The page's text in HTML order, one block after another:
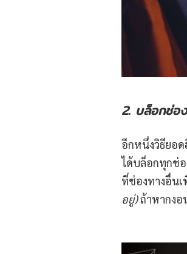
2. บล็อกช่อ
อีกหนึ่งวิธียอ
ได้บล็อกทุกช่อ
ที่ช่องทางอื่น
อยู่)ถ้าหากงอ